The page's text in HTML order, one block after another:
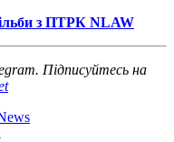
з ПТРК NLAW
Підписуйтесь на